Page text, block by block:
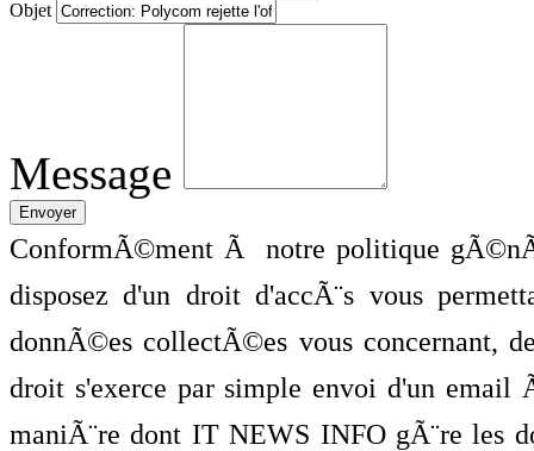
Objet
Message
ConformÃ©ment Ã notre politique
disposez d'un droit d'accÃ¨s vous
donnÃ©es collectÃ©es vous concernant,
droit s'exerce par simple envoi d'un
maniÃ¨re dont IT NEWS INFO gÃ¨re les